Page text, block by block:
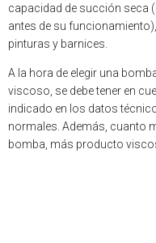
capacidad de succión seca
antes de su
pinturas y barnices.
A la hora de elegir una
viscoso, se debe tener en
indicado en los datos
normales. Además, cuanto
bomba, más producto